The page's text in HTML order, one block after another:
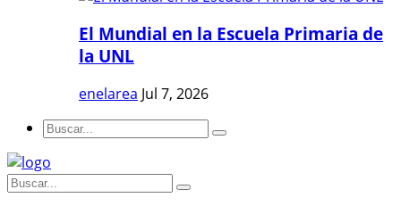
El Mundial en la Escuela Primaria de
la UNL
enelarea Jul 7, 2026